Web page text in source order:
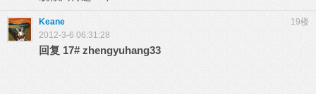
19楼
Keane
2012-3-6 06:31:28
回复 17# zhengyuhang33